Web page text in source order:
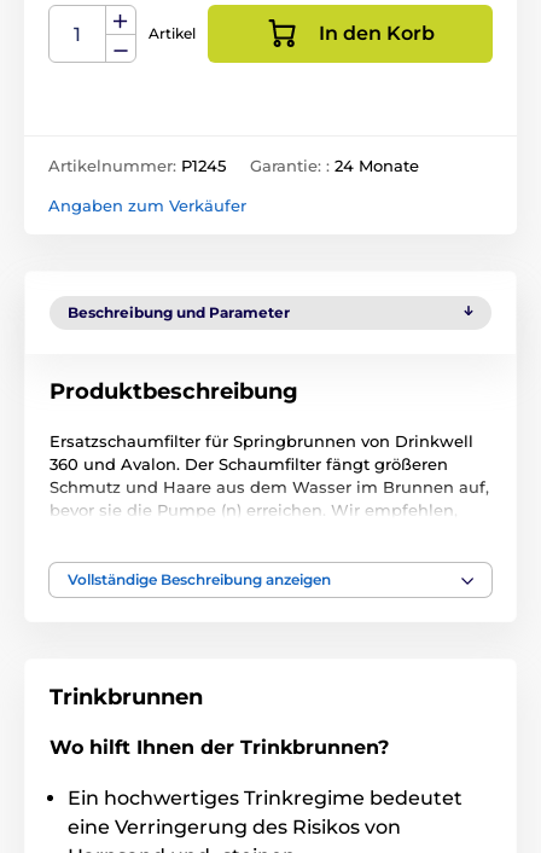
Artikel In den Korb
Artikelnummer: P1245 Garantie: : 24 Monate
Angaben zum Verkäufer
Beschreibung und Parameter
Produktbeschreibung
Ersatzschaumfilter für Springbrunnen von Drinkwell
360 und Avalon. Der Schaumfilter fängt größeren
Schmutz und Haare aus dem Wasser im Brunnen auf,
bevor sie die Pumpe (n) erreichen. Wir empfehlen,
Technische Spezifikationen können ohne vorherige
Ankündigung geändert werden. Die Bilder dienen nur
Vollständige Beschreibung anzeigen
Trinkbrunnen
Wo hilft Ihnen der Trinkbrunnen?
Ein hochwertiges Trinkregime bedeutet
eine Verringerung des Risikos von